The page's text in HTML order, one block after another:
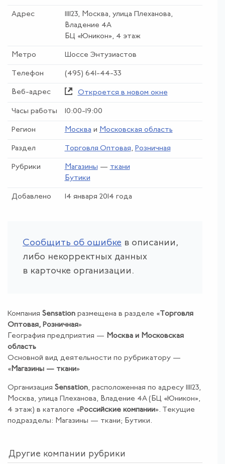
Адрес
111123, Москва, улица Плеханова,
Владение 4А
БЦ «Юникон», 4 этаж
Метро Шоссе Энтузиастов
Телефон (495) 641-44-33
Веб-адрес Откроется в новом окне
Часы работы 10:00-19:00
Регион Москва и Московская область
Раздел Торговля Оптовая, Розничная
Рубрики Магазины — ткани
Бутики
Добавлено 14 января 2014 года
Сообщить об ошибке в описании,
либо некорректных данных
в карточке организации.
Компания Sensation размещена в разделе «Торговля
Оптовая, Розничная»
География предприятия — Москва и Московская
область
Основной вид деятельности по рубрикатору —
« Магазины — ткани»
Организация Sensation, расположенная по адресу 111123,
Москва, улица Плеханова, Владение 4А (БЦ «Юникон»,
4 этаж) в каталоге «Российские компании». Текущие
подразделы: Магазины — ткани; Бутики.
Другие компании рубрики